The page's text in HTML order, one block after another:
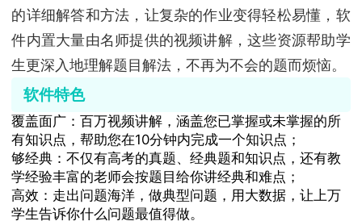
的详细解答和方法，让复杂的作业变得轻松易懂，软
件内置大量由名师提供的视频讲解，这些资源帮助学
生更深入地理解题目解法，不再为不会的题而烦恼。
软件特色
覆盖面广：百万视频讲解，涵盖您已掌握或未掌握的所
有知识点，帮助您在10分钟内完成一个知识点；
够经典：不仅有高考的真题、经典题和知识点，还有教
学经验丰富的老师会按题目给你讲经典和难点；
高效：走出问题海洋，做典型问题，用大数据，让上万
学生告诉你什么问题最值得做。